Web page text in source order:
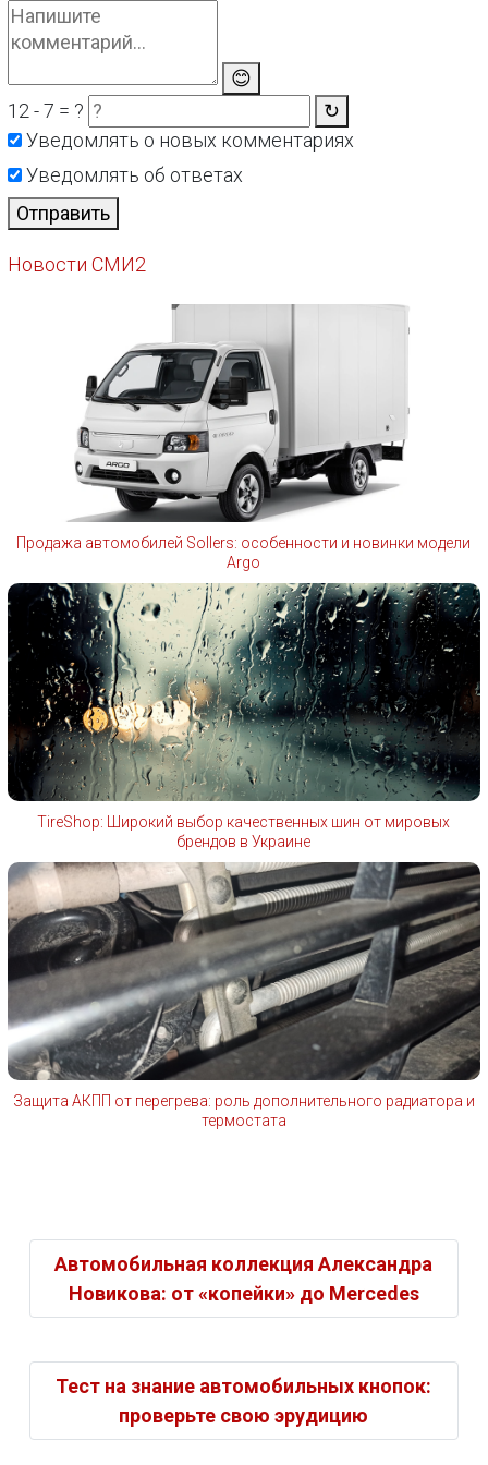
😊
12 - 7 = ?
↻
Уведомлять о новых комментариях
Уведомлять об ответах
Отправить
Новости СМИ2
Продажа автомобилей Sollers: особенности и новинки модели
Argo
TireShop: Широкий выбор качественных шин от мировых
брендов в Украине
Защита АКПП от перегрева: роль дополнительного радиатора и
термостата
Автомобильная коллекция Александра
Новикова: от «копейки» до Mercedes
Тест на знание автомобильных кнопок:
проверьте свою эрудицию